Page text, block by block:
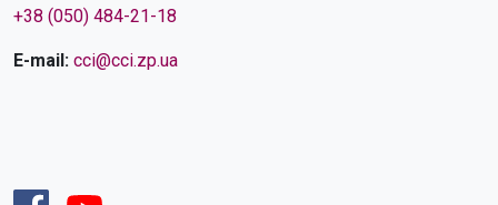
+38 (050) 484-21-18
E-mail: cci@cci.zp.ua